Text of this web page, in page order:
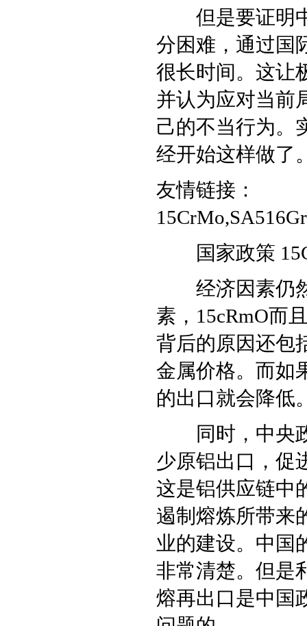
但是要证明中
分困难，通过国
很长时间。这让
并认为应对当前
己的不当行为。
经开始这样做了
友情链接：
国家政策
经济因素仍然
素， 15cRmO而
背后的原因还包
金属价格。而如
的出口就会降低
同时，中央政
少原铝出口，促
这是铝供应链中
遏制熔炼所带来
业的建设。中国
非常清楚。但是
熔再出口是中国